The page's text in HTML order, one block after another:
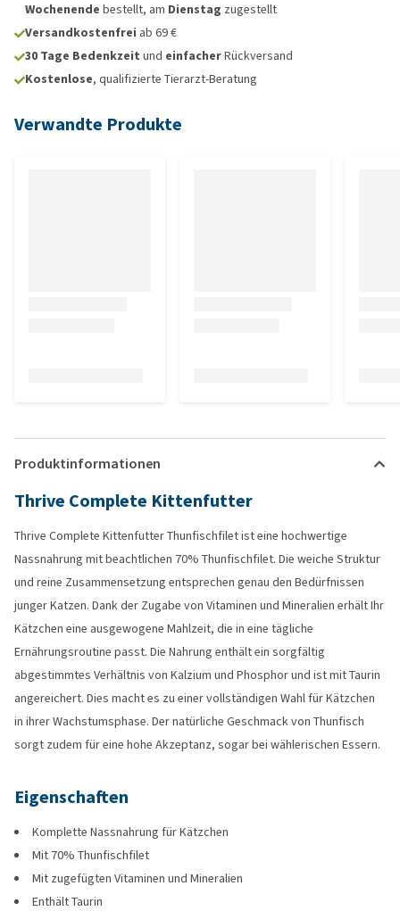
Wochenende bestellt, am Dienstag zugestellt
Versandkostenfrei ab 69 €
30 Tage Bedenkzeit und einfacherRückversand
Kostenlose, qualifizierte Tierarzt-Beratung
Verwandte Produkte
Produktinformationen
Thrive Complete Kittenfutter
Thrive Complete Kittenfutter Thunfischfilet ist eine hochwertige
Nassnahrung mit beachtlichen 70% Thunfischfilet. Die weiche Struktur
und reine Zusammensetzung entsprechen genau den Bedürfnissen
junger Katzen. Dank der Zugabe von Vitaminen und Mineralien erhält Ihr
Kätzchen eine ausgewogene Mahlzeit, die in eine tägliche
Ernährungsroutine passt. Die Nahrung enthält ein sorgfältig
abgestimmtes Verhältnis von Kalzium und Phosphor und ist mit Taurin
angereichert. Dies macht es zu einer vollständigen Wahl für Kätzchen
in ihrer Wachstumsphase. Der natürliche Geschmack von Thunfisch
sorgt zudem für eine hohe Akzeptanz, sogar bei wählerischen Essern.
Eigenschaften
Komplette Nassnahrung für Kätzchen
Mit 70% Thunfischfilet
Mit zugefügten Vitaminen und Mineralien
Enthält Taurin